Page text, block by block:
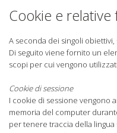
Cookie e relative
A seconda dei singoli
Di seguito viene fornito un
scopi per cui vengono
Cookie di sessione
I cookie di sessione vengono
memoria del computer
per tenere traccia della